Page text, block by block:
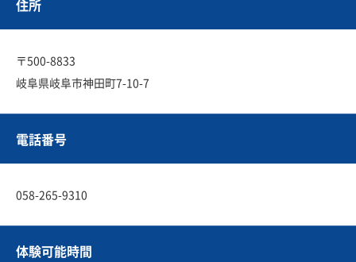
住所
〒500-8833
岐阜県岐阜市神田町7-10-7
電話番号
058-265-9310
体験可能時間